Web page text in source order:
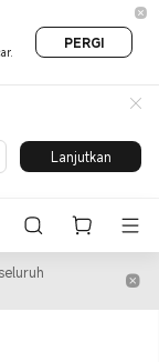
PERGI
Lanjutkan